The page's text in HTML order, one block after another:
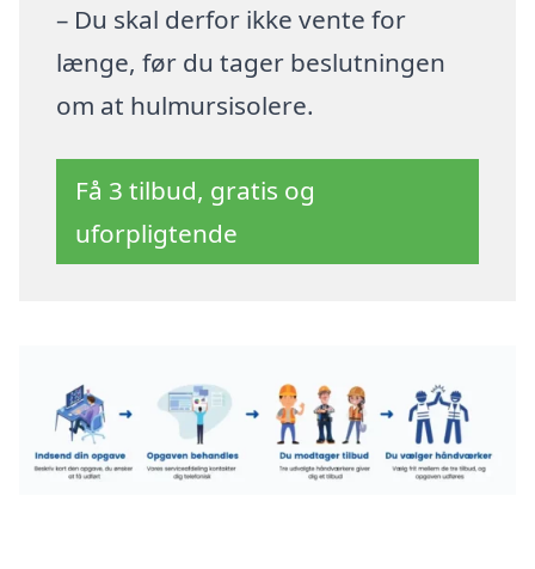
– Du skal derfor ikke vente for
længe, før du tager beslutningen
om at hulmursisolere.
Få 3 tilbud, gratis og
uforpligtende